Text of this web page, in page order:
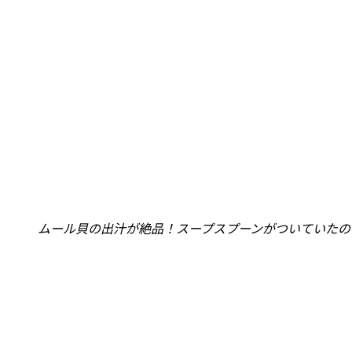
ムール貝の出汁が絶品！スープスプーンがついていた